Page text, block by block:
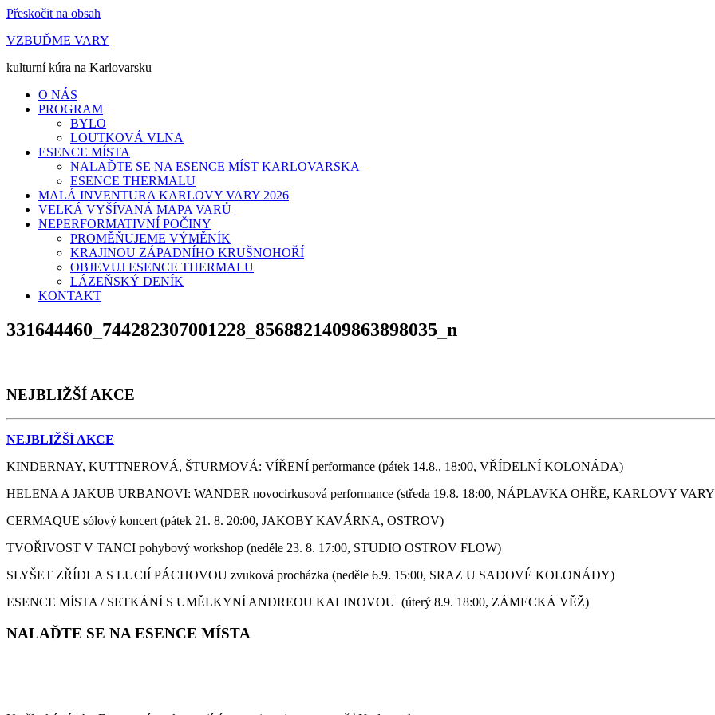
Přeskočit na obsah
VZBUĎME VARY
kulturní kúra na Karlovarsku
O NÁS
PROGRAM
BYLO
LOUTKOVÁ VLNA
ESENCE MÍSTA
NALAĎTE SE NA ESENCE MÍST KARLOVARSKA
ESENCE THERMALU
MALÁ INVENTURA KARLOVY VARY 2026
VELKÁ VYŠÍVANÁ MAPA VARŮ
NEPERFORMATIVNÍ POČINY
PROMĚŇUJEME VÝMĚNÍK
KRAJINOU ZÁPADNÍHO KRUŠNOHOŘÍ
OBJEVUJ ESENCE THERMALU
LÁZEŇSKÝ DENÍK
KONTAKT
331644460_744282307001228_8568821409863898035_n
NEJBLIŽŠÍ AKCE
NEJBLIŽŠÍ AKCE
KINDERNAY, KUTTNEROVÁ, ŠTURMOVÁ: VÍŘENÍ performance (pátek 14.8., 18:00, VŘÍDELNÍ KOLONÁDA)
HELENA A JAKUB URBANOVI: WANDER novocirkusová performance (středa 19.8. 18:00, NÁPLAVKA OHŘE, KARLOVY
CERMAQUE sólový koncert (pátek 21. 8. 20:00, JAKOBY KAVÁRNA, OSTROV)
TVOŘIVOST V TANCI pohybový workshop (neděle 23. 8. 17:00, STUDIO OSTROV FLOW)
SLYŠET ZŘÍDLA S LUCIÍ PÁCHOVOU zvuková procházka (neděle 6.9. 15:00, SRAZ U SADOVÉ KOLONÁDY)
ESENCE MÍSTA / SETKÁNÍ S UMĚLKYNÍ ANDREOU KALINOVOU (úterý 8.9. 18:00, ZÁMECKÁ VĚŽ)
NALAĎTE SE NA ESENCE MÍSTA